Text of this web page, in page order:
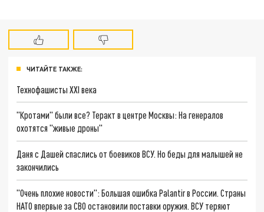
ЧИТАЙТЕ ТАКЖЕ:
Технофашисты XXI века
"Кротами" были все? Теракт в центре Москвы: На генералов
охотятся "живые дроны"
Даня с Дашей спаслись от боевиков ВСУ. Но беды для малышей не
закончились
"Очень плохие новости": Большая ошибка Palantir в России. Страны
НАТО впервые за СВО остановили поставки оружия. ВСУ теряют